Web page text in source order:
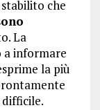
che
La
a informare
la più